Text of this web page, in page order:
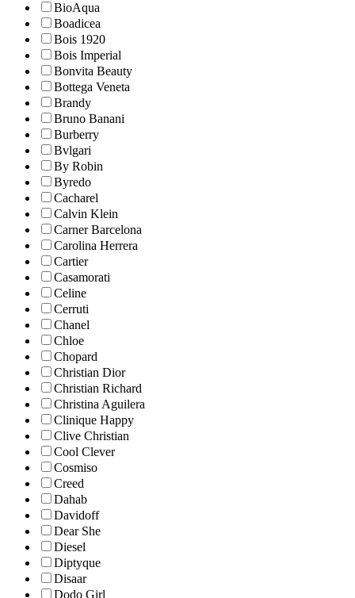
BioAqua
Boadicea
Bois 1920
Bois Imperial
Bonvita Beauty
Bottega Veneta
Brandy
Bruno Banani
Burberry
Bvlgari
By Robin
Byredo
Cacharel
Calvin Klein
Carner Barcelona
Carolina Herrera
Cartier
Casamorati
Celine
Cerruti
Chanel
Chloe
Chopard
Christian Dior
Christian Richard
Christina Aguilera
Clinique Happy
Clive Christian
Cool Clever
Cosmiso
Creed
Dahab
Davidoff
Dear She
Diesel
Diptyque
Disaar
Dodo Girl